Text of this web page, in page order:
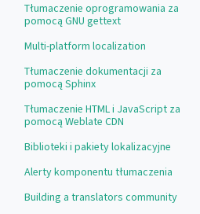
Tłumaczenie oprogramowania za
pomocą GNU gettext
Multi-platform localization
Tłumaczenie dokumentacji za
pomocą Sphinx
Tłumaczenie HTML i JavaScript za
pomocą Weblate CDN
Biblioteki i pakiety lokalizacyjne
Alerty komponentu tłumaczenia
Building a translators community